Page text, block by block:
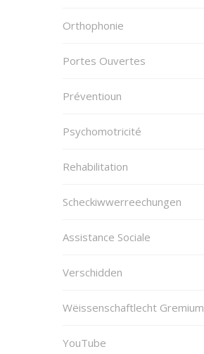
Orthophonie
Portes Ouvertes
Préventioun
Psychomotricité
Rehabilitation
Scheckiwwerreechungen
Assistance Sociale
Verschidden
Wëissenschaftlecht Gremium
YouTube